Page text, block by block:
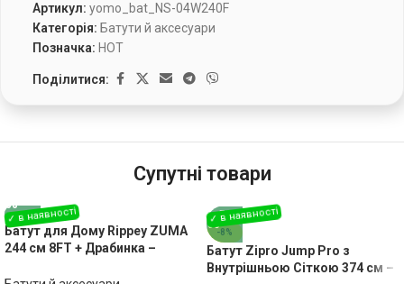
Артикул: yomo_bat_NS-04W240F
Категорія: Батути й аксесуари
Позначка: HOT
Поділитися:
Супутні товари
Батут для Дому Rippey ZUMA
244 см 8FT + Драбинка –
-8%
Батут Zipro Jump Pro з
Внутрішньою Сіткою 374 см –